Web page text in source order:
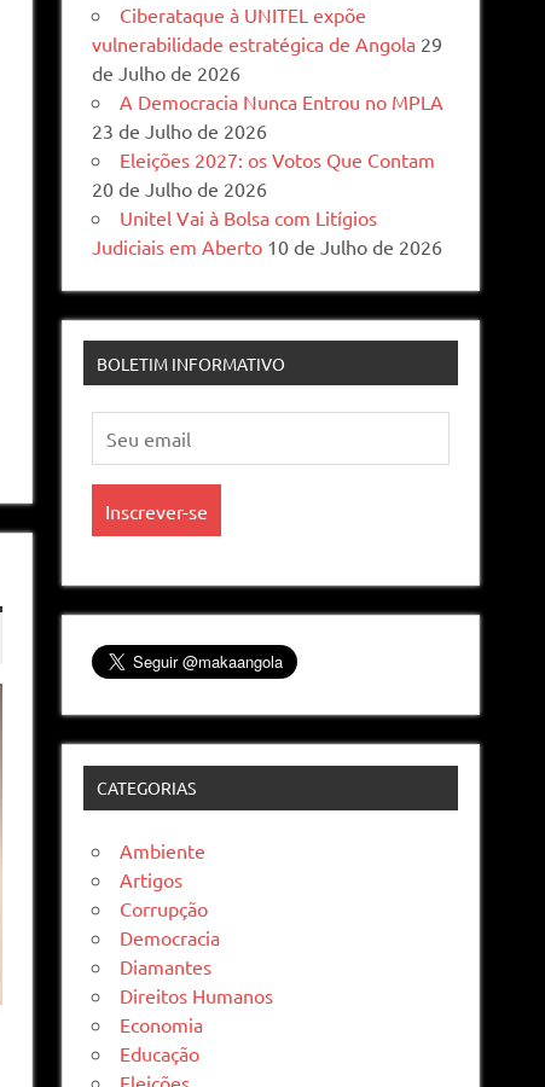
Ciberataque à UNITEL expõe
vulnerabilidade estratégica de Angola 29
de Julho de 2026
A Democracia Nunca Entrou no MPLA
23 de Julho de 2026
Eleições 2027: os Votos Que Contam
20 de Julho de 2026
Unitel Vai à Bolsa com Litígios
Judiciais em Aberto 10 de Julho de 2026
BOLETIM INFORMATIVO
CATEGORIAS
Ambiente
Artigos
Corrupção
Democracia
Diamantes
Direitos Humanos
Economia
Educação